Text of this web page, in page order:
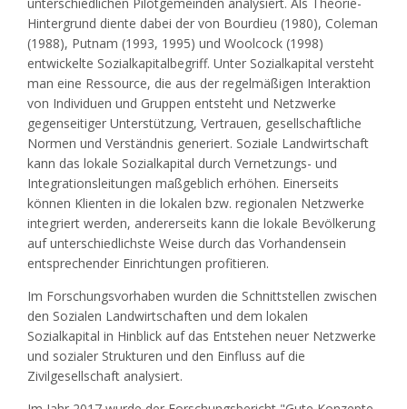
Hintergrund diente dabei der von Bourdieu (1980), Coleman
(1988), Putnam (1993, 1995) und Woolcock (1998)
entwickelte Sozialkapitalbegriff. Unter Sozialkapital versteht
man eine Ressource, die aus der regelmäßigen Interaktion
von Individuen und Gruppen entsteht und Netzwerke
gegenseitiger Unterstützung, Vertrauen, gesellschaftliche
Normen und Verständnis generiert. Soziale Landwirtschaft
kann das lokale Sozialkapital durch Vernetzungs- und
Integrationsleitungen maßgeblich erhöhen. Einerseits
können Klienten in die lokalen bzw. regionalen Netzwerke
integriert werden, andererseits kann die lokale Bevölkerung
auf unterschiedlichste Weise durch das Vorhandensein
entsprechender Einrichtungen profitieren.
Im Forschungsvorhaben wurden die Schnittstellen zwischen
den Sozialen Landwirtschaften und dem lokalen
Sozialkapital in Hinblick auf das Entstehen neuer Netzwerke
und sozialer Strukturen und den Einfluss auf die
Zivilgesellschaft analysiert.